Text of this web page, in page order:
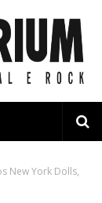
New York Dolls,